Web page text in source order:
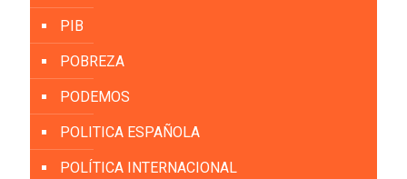
PIB
POBREZA
PODEMOS
POLITICA ESPAÑOLA
POLÍTICA INTERNACIONAL